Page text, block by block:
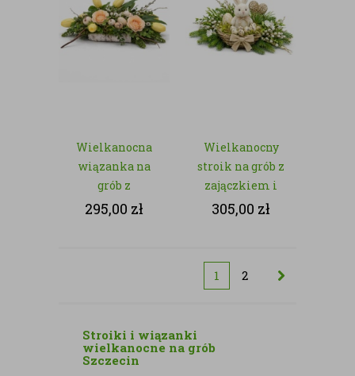
Wielkanocna
wiązanka na
grób z
tulipanami i
295,00 zł
Wielkanocny
stroik na grób z
zajączkiem i
jajeczkami – z
305,00 zł
1 2
Stroiki i wiązanki
wielkanocne na grób
Szczecin